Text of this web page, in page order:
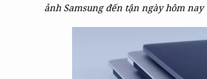
ảnh Samsung đến tận ngày hôm nay